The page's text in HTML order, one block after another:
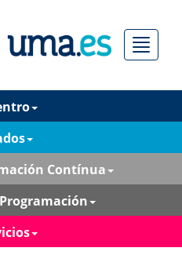
Menú
Contínua